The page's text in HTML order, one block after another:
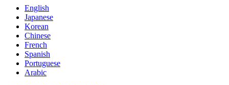
English
Japanese
Korean
Chinese
French
Spanish
Portuguese
Arabic